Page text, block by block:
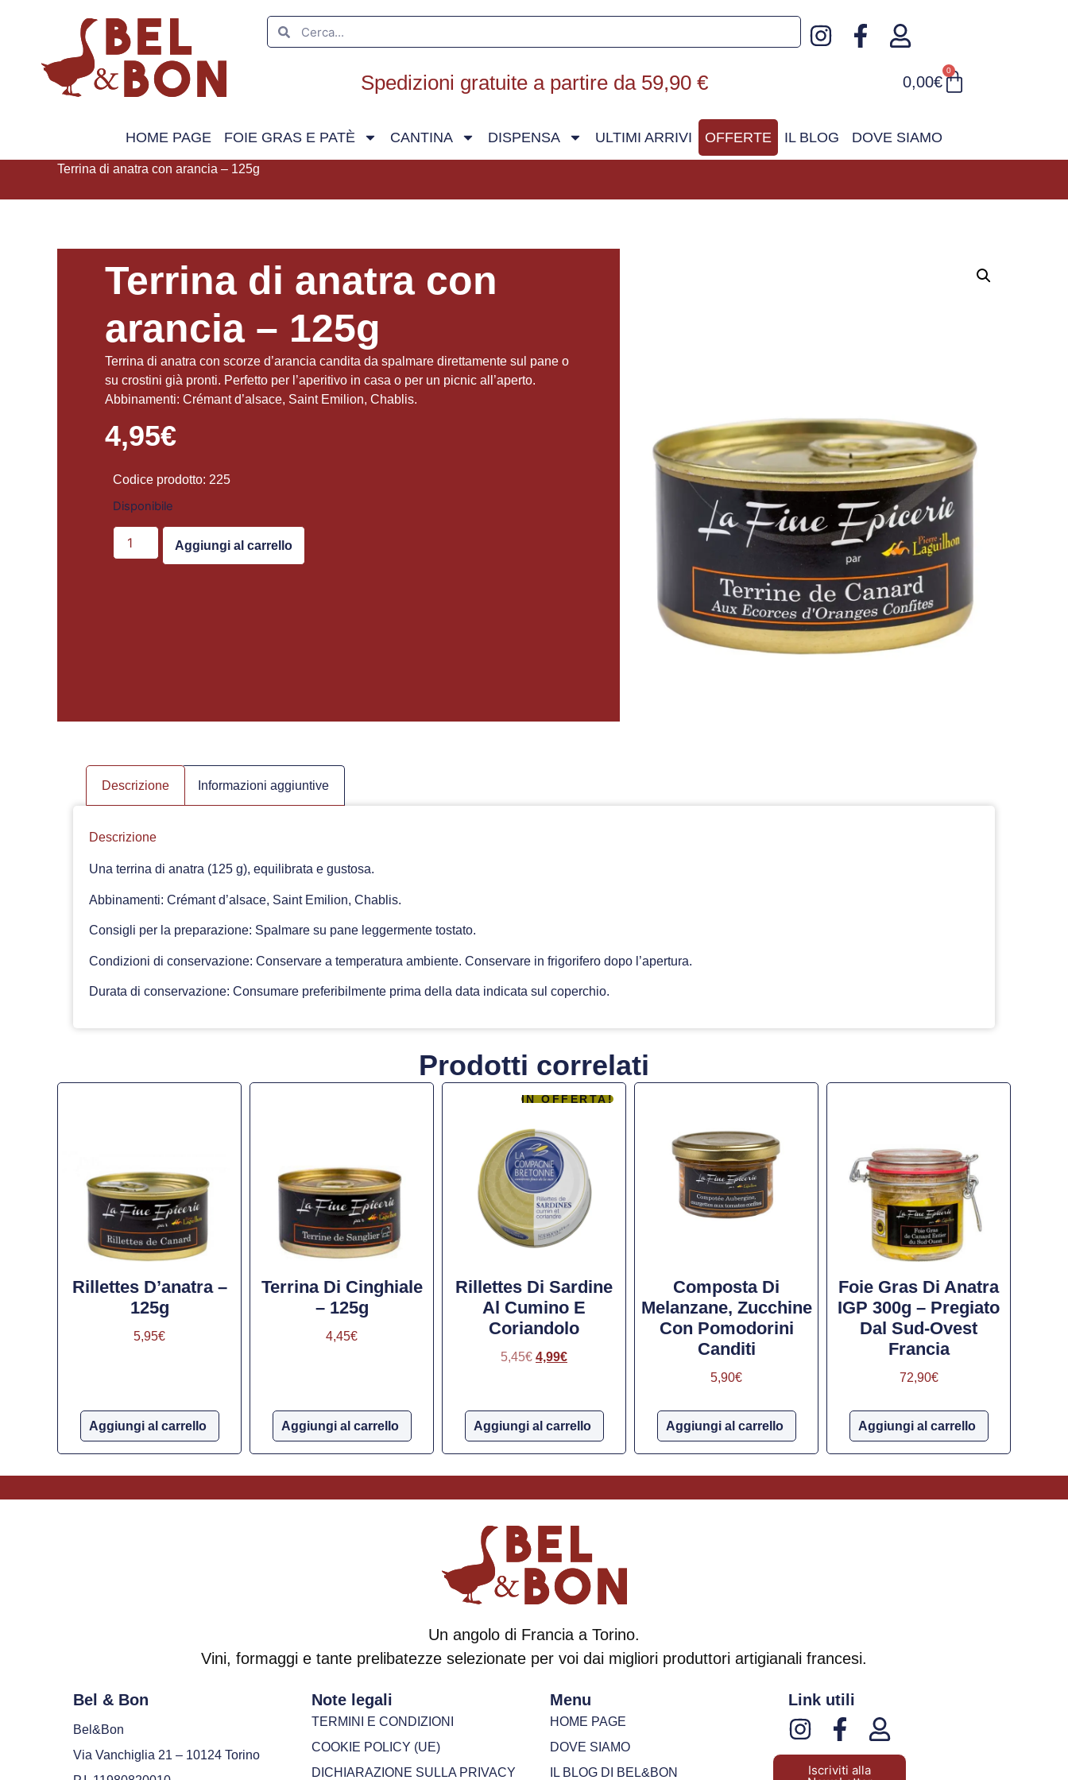
Spedizioni gratuite a partire da 59,90 € 0,00€
0
HOME PAGE FOIE GRAS E PATÈ CANTINA DISPENSA ULTIMI ARRIVI OFFERTE IL BLOG DOVE SIAMO
Terrina di anatra con arancia – 125g
Terrina di anatra con
arancia – 125g
Terrina di anatra con scorze d’arancia candita da spalmare direttamente sul pane o
su crostini già pronti. Perfetto per l’aperitivo in casa o per un picnic all’aperto.
Abbinamenti: Crémant d’alsace, Saint Emilion, Chablis.
4,95€
Codice prodotto: 225
Disponibile
Aggiungi al carrello
Descrizione Informazioni aggiuntive
Descrizione
Una terrina di anatra (125 g), equilibrata e gustosa.
Abbinamenti: Crémant d’alsace, Saint Emilion, Chablis.
Consigli per la preparazione: Spalmare su pane leggermente tostato.
Condizioni di conservazione: Conservare a temperatura ambiente. Conservare in frigorifero dopo l’apertura.
Durata di conservazione: Consumare preferibilmente prima della data indicata sul coperchio.
Prodotti correlati
Rillettes D’anatra –
125g
5,95€
Aggiungi al carrello
Terrina Di Cinghiale
– 125g
4,45€
Aggiungi al carrello
IN OFFERTA!
Rillettes Di Sardine
Al Cumino E
Coriandolo
5,45€ 4,99€
Aggiungi al carrello
Composta Di
Melanzane, Zucchine
Con Pomodorini
Canditi
5,90€
Aggiungi al carrello
Foie Gras Di Anatra
IGP 300g – Pregiato
Dal Sud-Ovest
Francia
72,90€
Aggiungi al carrello
Un angolo di Francia a Torino.
Vini, formaggi e tante prelibatezze selezionate per voi dai migliori produttori artigianali francesi.
Bel & Bon
Bel&Bon
Via Vanchiglia 21 – 10124 Torino
Note legali
TERMINI E CONDIZIONI
COOKIE POLICY (UE)
DICHIARAZIONE SULLA PRIVACY
Menu
HOME PAGE
DOVE SIAMO
IL BLOG DI BEL&BON
Link utili
Iscriviti alla